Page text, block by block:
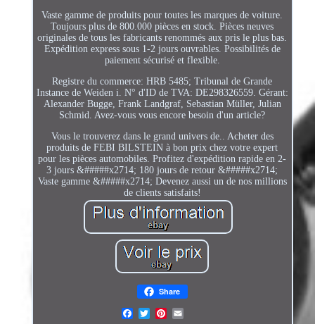
Vaste gamme de produits pour toutes les marques de voiture.
Toujours plus de 800.000 pièces en stock. Pièces neuves
originales de tous les fabricants renommés aux pris le plus bas.
Expédition express sous 1-2 jours ouvrables. Possibilités de
paiement sécurisé et flexible.
Registre du commerce: HRB 5485; Tribunal de Grande
Instance de Weiden i. N° d'ID de TVA: DE298326559. Gérant:
Alexander Bugge, Frank Landgraf, Sebastian Müller, Julian
Schmid. Avez-vous vous encore besoin d'un article?
Vous le trouverez dans le grand univers de.. Acheter des
produits de FEBI BILSTEIN à bon prix chez votre expert
pour les pièces automobiles. Profitez d'expédition rapide en 2-
3 jours &#####x2714; 180 jours de retour &#####x2714;
Vaste gamme &#####x2714; Devenez aussi un de nos millions
de clients satisfaits!
Share